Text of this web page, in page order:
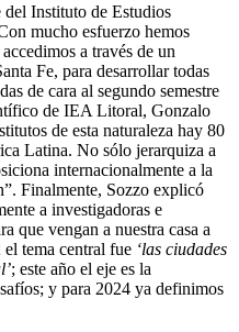
del Instituto de Estudios
mucho esfuerzo hemos
a través de un
Fe, para desarrollar todas
de cara al segundo semestre
de IEA Litoral, Gonzalo
de esta naturaleza hay 80
Latina. No sólo jerarquiza a
internacionalmente a la
Finalmente, Sozzo explicó
a investigadoras e
que vengan a nuestra casa a
tema central fue ‘las ciudades
; este año el eje es la
y para 2024 ya definimos